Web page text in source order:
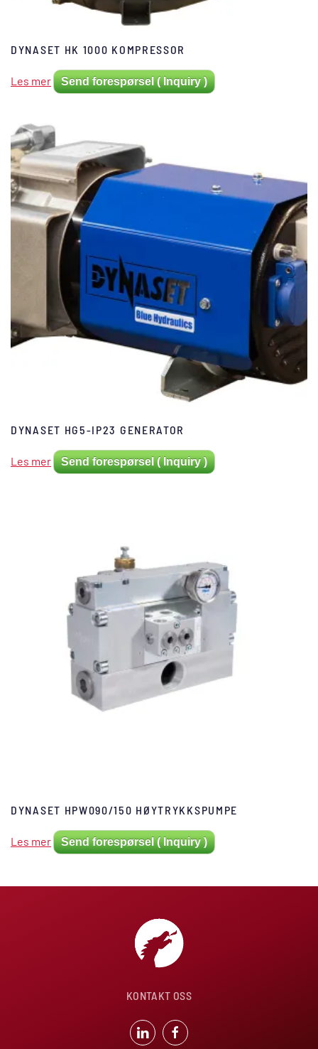
DYNASET HK 1000 KOMPRESSOR
Les mer Send forespørsel ( Inquiry )
DYNASET HG5-IP23 GENERATOR
Les mer Send forespørsel ( Inquiry )
DYNASET HPW090/150 HØYTRYKKSPUMPE
Les mer Send forespørsel ( Inquiry )
KONTAKT OSS